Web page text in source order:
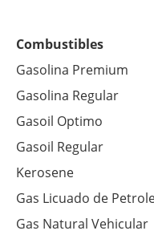
Combustibles
Gasolina Premium
Gasolina Regular
Gasoil Optimo
Gasoil Regular
Kerosene
Gas Licuado de
Gas Natural Vehicular